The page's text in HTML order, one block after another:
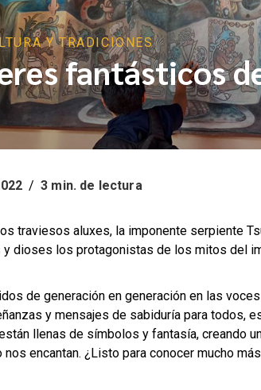
Y TRADICIONES
fantásticos
/ 3 min. de lectura
traviesos aluxes, la imponente serpiente
y dioses los protagonistas de los mitos del
de generación en generación en las
y mensajes de sabiduría para todos,
llenas de símbolos y fantasía, creando
nos encantan. ¿Listo para conocer mucho